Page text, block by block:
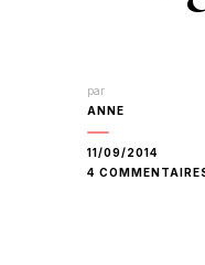
par
ANNE
11/09/2014
4